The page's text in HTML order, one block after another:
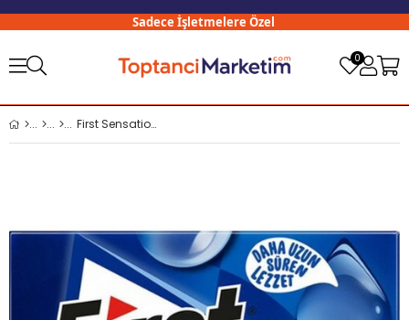
Sadece İşletmelere Özel
0
First Sensations Damla x12 li Paket